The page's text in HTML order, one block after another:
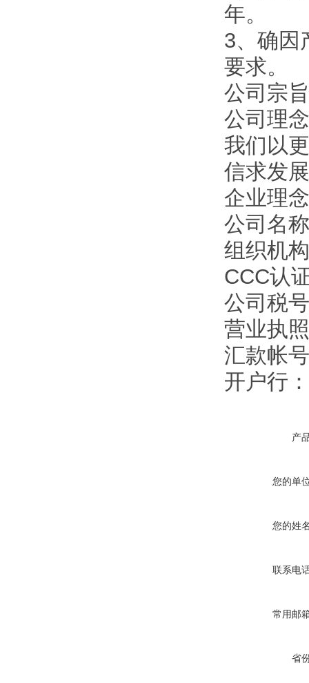
年。
3、确因
要求。
公司宗
公司理
我们以
信求发
企业理
公司名
组织机
CCC认
公司税
营业执
汇款帐
开户行
产
您的单
您的姓
联系电
常用邮
省